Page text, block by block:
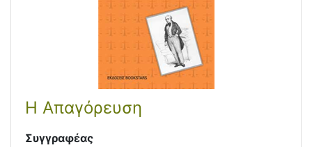
Η Απαγόρευση
Συγγραφέας